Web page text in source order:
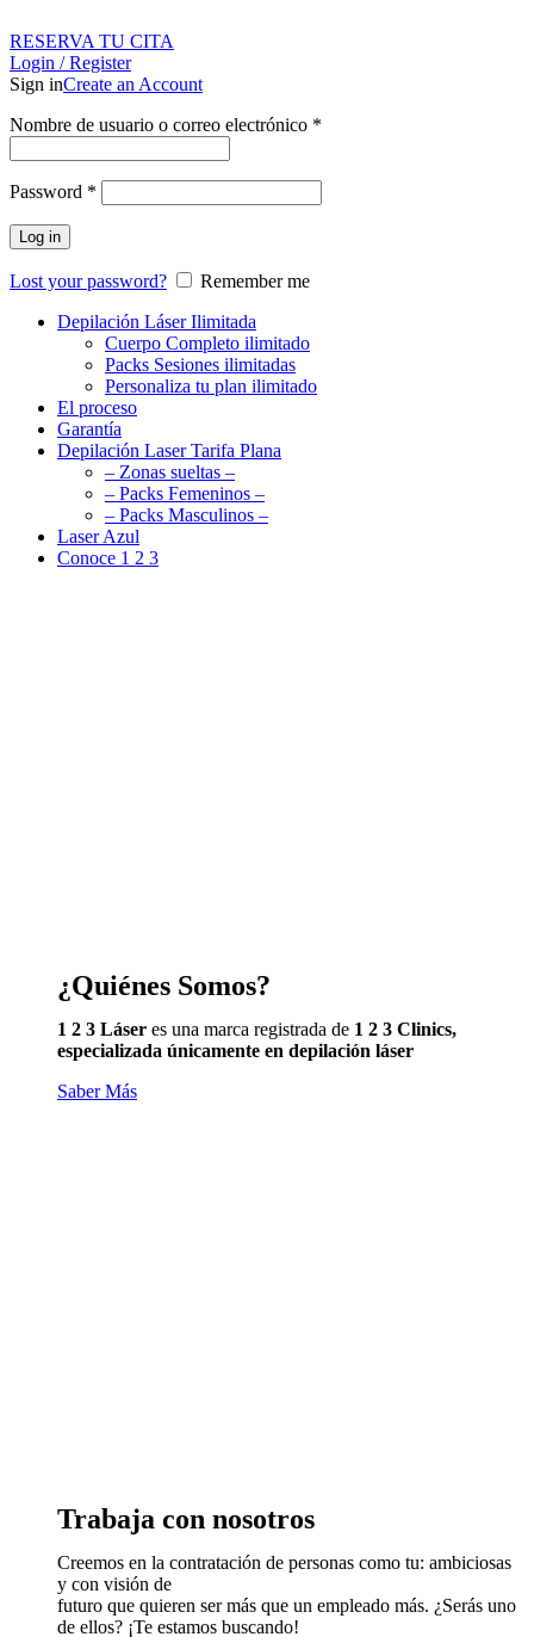
RESERVA TU CITA
Login / Register
Sign inCreate an Account
Nombre de usuario o correo electrónico *
Password *
Log in
Lost your password?
Remember me
Depilación Láser Ilimitada
Cuerpo Completo ilimitado
Packs Sesiones ilimitadas
Personaliza tu plan ilimitado
El proceso
Garantía
Depilación Laser Tarifa Plana
– Zonas sueltas –
– Packs Femeninos –
– Packs Masculinos –
Laser Azul
Conoce 1 2 3
¿Quiénes Somos?
1 2 3 Láser es una marca registrada de 1 2 3 Clinics,
especializada únicamente en depilación láser
Saber Más
Trabaja con nosotros
Creemos en la contratación de personas como tu: ambiciosas
y con visión de
futuro que quieren ser más que un empleado más. ¿Serás uno
de ellos? ¡Te estamos buscando!